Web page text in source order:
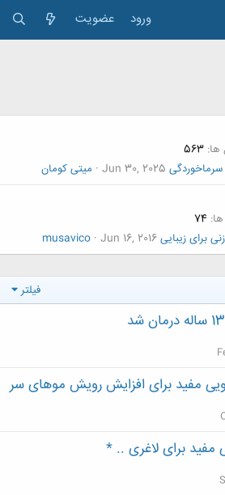
ورود عضویت
ها 563
Jun 30, 2025 میتی کومان
74
برای زیباییJun 16, 2016
musavico
فیلتر
مفید برای افزایش رویش موهای سر
برای لاغری .. *